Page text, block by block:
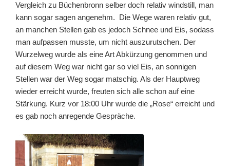
Vergleich zu Büchenbronn selber doch relativ windstill, man
kann sogar sagen angenehm. Die Wege waren relativ gut,
an manchen Stellen gab es jedoch Schnee und Eis, sodass
man aufpassen musste, um nicht auszurutschen. Der
Wurzelweg wurde als eine Art Abkürzung genommen und
auf diesem Weg war nicht gar so viel Eis, an sonnigen
Stellen war der Weg sogar matschig. Als der Hauptweg
wieder erreicht wurde, freuten sich alle schon auf eine
Stärkung. Kurz vor 18:00 Uhr wurde die „Rose“ erreicht und
es gab noch anregende Gespräche.